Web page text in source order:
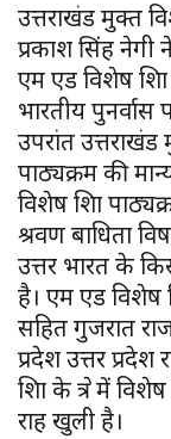
उत्तराखंड मुक्त
प्रकाश सिंह नेगी
एम एड विशेष
भारतीय पुनर्वास
उपरांत उत्तराखंड
पाठ्यक्रम की
विशेष शिक्षा
श्रवण बाधिता
उत्तर भारत के
है। एम एड विशेष
सहित गुजरात
प्रदेश उत्तर प्रदेश
शिक्षा के क्षेत्र में
राह खुली है।